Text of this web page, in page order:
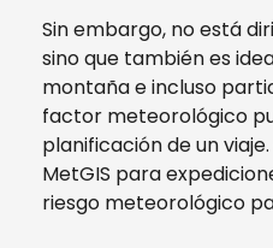
Sin embargo, no está
sino que también es
montaña e incluso
factor meteorológico
planificación de un
MetGIS para
riesgo meteorológico